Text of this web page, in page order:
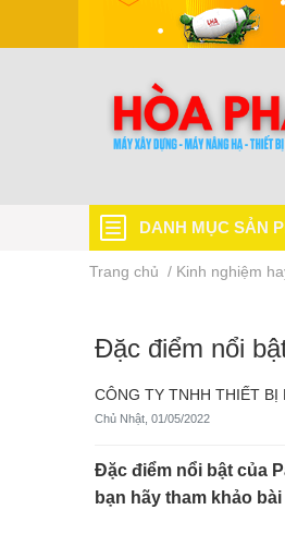
DANH MỤC SẢN
Trang chủ / Kinh nghiệm
Đặc điểm nổi
CÔNG TY TNHH THIẾT BỊ
Chủ Nhật, 01/05/2022
Đặc điểm nổi bật của
bạn hãy tham khảo